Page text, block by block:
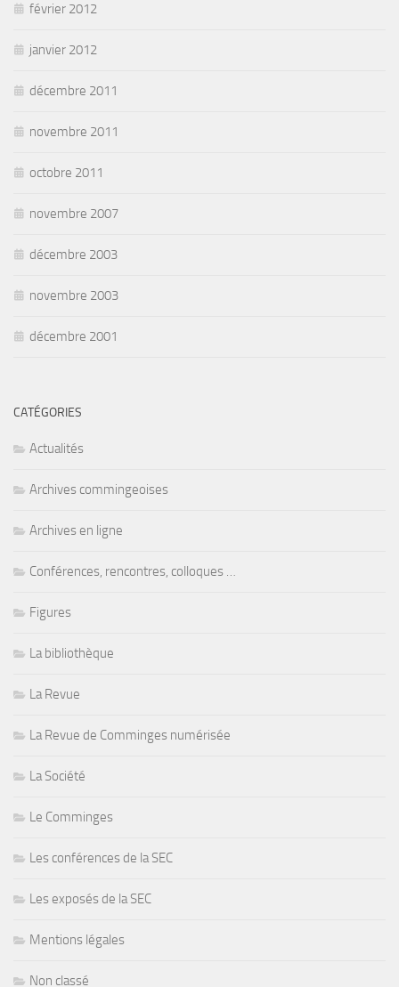
février 2012
janvier 2012
décembre 2011
novembre 2011
octobre 2011
novembre 2007
décembre 2003
novembre 2003
décembre 2001
CATÉGORIES
Actualités
Archives commingeoises
Archives en ligne
Conférences, rencontres, colloques …
Figures
La bibliothèque
La Revue
La Revue de Comminges numérisée
La Société
Le Comminges
Les conférences de la SEC
Les exposés de la SEC
Mentions légales
Non classé